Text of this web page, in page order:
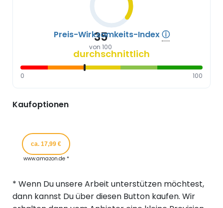
35
von 100
Preis-Wirksamkeits-Indexⓘ
durchschnittlich
0 100
Kaufoptionen
ca. 17,99 €
www.amazon.de *
* Wenn Du unsere Arbeit unterstützen möchtest,
dann kannst Du über diesen Button kaufen. Wir